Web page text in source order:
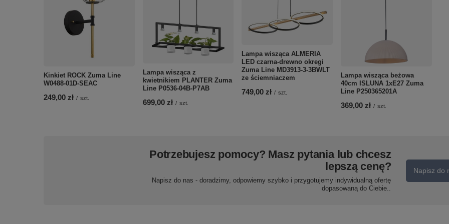
Kinkiet ROCK Zuma Line
W0488-01D-SEAC
249,00 zł / szt.
Lampa wisząca z
kwietnikiem PLANTER Zuma
Line P0536-04B-P7AB
699,00 zł / szt.
Lampa wisząca ALMERIA
LED czarna-drewno okregi
Zuma Line MD3913-3-3BWLT
ze ściemniaczem
749,00 zł / szt.
Lampa wisząca beżowa
40cm ISLUNA 1xE27 Zuma
Line P250365201A
369,00 zł / szt.
Potrzebujesz pomocy? Masz pytania lub chcesz
lepszą cenę?
Napisz do nas - doradzimy, odpowiemy szybko i przygotujemy indywidualną ofertę
dopasowaną do Ciebie..
Napisz do